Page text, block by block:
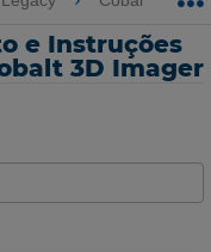
e Instruções
3D Imager